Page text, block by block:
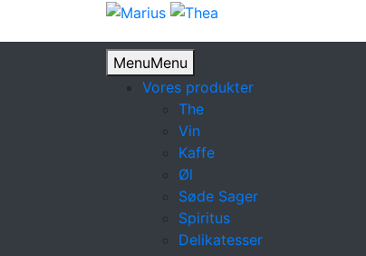
MenuMenu
Vores produkter
The
Vin
Kaffe
Øl
Søde Sager
Spiritus
Delikatesser